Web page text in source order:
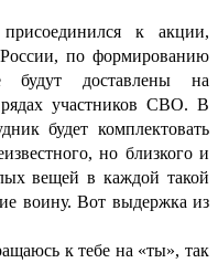
к акции,
по формированию
будут доставлены на
участников СВО. В
будет комплектовать
но близкого и
вещей в каждой такой
воину. Вот выдержка из
к тебе на «ты», так